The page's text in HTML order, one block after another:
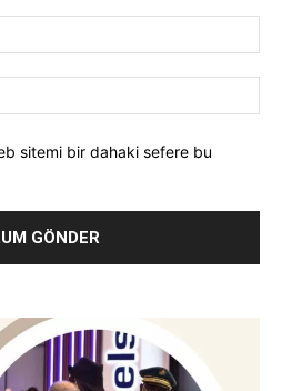
sitemi bir dahaki sefere bu